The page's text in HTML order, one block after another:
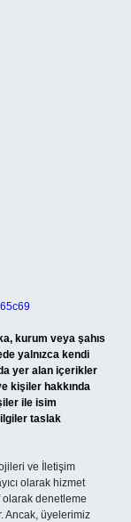
kurum veya şahıs
yalnızca kendi
yer alan içerikler
kişiler hakkında
ile isim
taslak
ve İletişim
olarak hizmet
denetleme
Ancak, üyelerimiz